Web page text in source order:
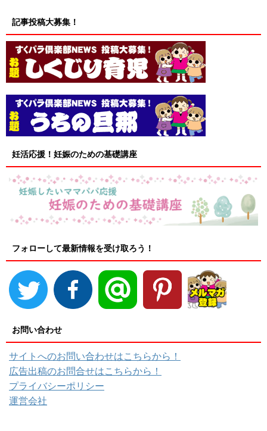
記事投稿大募集！
妊活応援！妊娠のための基礎講座
フォローして最新情報を受け取ろう！
お問い合わせ
サイトへのお問い合わせはこちらから！
広告出稿のお問合せはこちらから！
プライバシーポリシー
運営会社